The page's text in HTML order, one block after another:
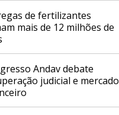
de fertilizantes
mais de 12 milhões de
Andav debate
judicial e mercado